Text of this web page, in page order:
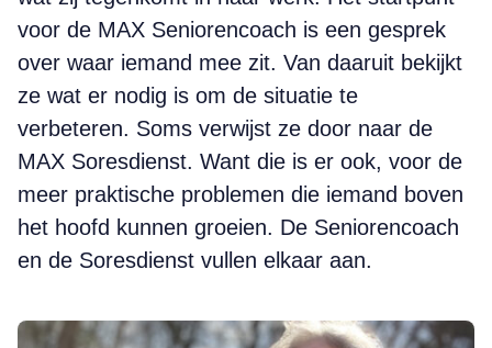
voor de MAX Seniorencoach is een gesprek
over waar iemand mee zit. Van daaruit bekijkt
ze wat er nodig is om de situatie te
verbeteren. Soms verwijst ze door naar de
MAX Soresdienst. Want die is er ook, voor de
meer praktische problemen die iemand boven
het hoofd kunnen groeien. De Seniorencoach
en de Soresdienst vullen elkaar aan.